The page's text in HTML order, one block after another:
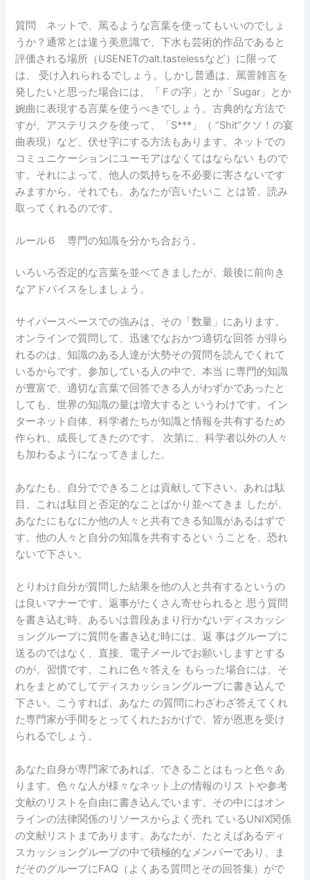
質問 ネットで、罵るような言葉を使ってもいいのでしょ
うか？通常とは違う美意識で、下水も芸術的作品であると
評価される場所（USENETのalt.tastelessなど）に限って
は、 受け入れられるでしょう。しかし普通は、罵詈雑言を
発したいと思った場合には、「Ｆの字」とか「Sugar」とか
婉曲に表現する言葉を使うべきでしょう。古典的な方法で
すが、アステリスクを使って、「S***」（ “Shit”クソ！の宴
曲表現）など、伏せ字にする方法もあります。ネットでの
コミュニケーションにユーモアはなくてはならない もので
す。それによって、他人の気持ちを不必要に害さないです
みますから。それでも、あなたが言いたいこ とは皆、読み
取ってくれるのです。
ルール６ 専門の知識を分かち合おう。
いろいろ否定的な言葉を並べてきましたが、最後に前向き
なアドバイスをしましょう。
サイバースペースでの強みは、その「数量」にあります。
オンラインで質問して、迅速でなおかつ適切な回答 が得ら
れるのは、知識のある人達が大勢その質問を読んでくれて
いるからです。参加している人の中で、本当 に専門的知識
が豊富で、適切な言葉で回答できる人がわずかであったと
しても、世界の知識の量は増大すると いうわけです。イン
ターネット自体、科学者たちが知識と情報を共有するため
作られ、成長してきたのです。 次第に、科学者以外の人々
も加わるようになってきました。
あなたも、自分でできることは貢献して下さい。あれは駄
目、これは駄目と否定的なことばかり並べてきま したが、
あなたにもなにか他の人々と共有できる知識があるはずで
す。他の人々と自分の知識を共有するとい うことを、恐れ
ないで下さい。
とりわけ自分が質問した結果を他の人と共有するというの
は良いマナーです。返事がたくさん寄せられると 思う質問
を書き込む時、あるいは普段あまり行かないディスカッシ
ョングループに質問を書き込む時には、返 事はグループに
送るのではなく、直接、電子メールでお願いしますとする
のが、習慣です。これに色々答えを もらった場合には、そ
れをまとめてしてディスカッショングループに書き込んで
下さい。こうすれば、あなた の質問にわざわざ答えてくれ
た専門家が手間をとってくれたおかげで、皆が恩恵を受け
られるでしょう。
あなた自身が専門家であれば、できることはもっと色々あ
ります。色々な人が様々なネット上の情報のリス トや参考
文献のリストを自由に書き込んでいます。その中にはオン
ラインの法律関係のリソースからよく売れ ているUNIX関係
の文献リストまであります。あなたが、たとえばあるディ
スカッショングループの中で積極的なメンバーであり、ま
だそのグループにFAQ（よくある質問とその回答集）がで